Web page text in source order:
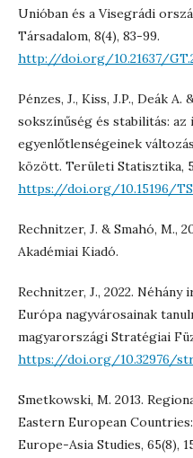
Unióban és a Visegrádi
Társadalom, 8(4), 83-99.
http://doi.org/10.21637/
Pénzes, J., Kiss, J.P., Deák
sokszínűség és stabilitás:
egyenlőtlenségeinek
között. Területi Statisztika,
https://doi.org/10.15196/
Rechnitzer, J. & Smahó, M.,
Akadémiai Kiadó.
Rechnitzer, J., 2022.
Európa nagyvárosainak
magyarországi Stratégiai
https://doi.org/10.32976/
Smetkowski, M. 2013.
Eastern European
Europe-Asia Studies, 65(8),